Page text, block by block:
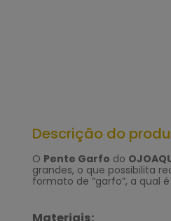
Descrição do
O Pente Garfo do
grandes, o que possibilita
formato de “garfo”, a qual
Materiais: